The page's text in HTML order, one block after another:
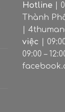
Hotline|
Thành
|
việc |
09:00 –